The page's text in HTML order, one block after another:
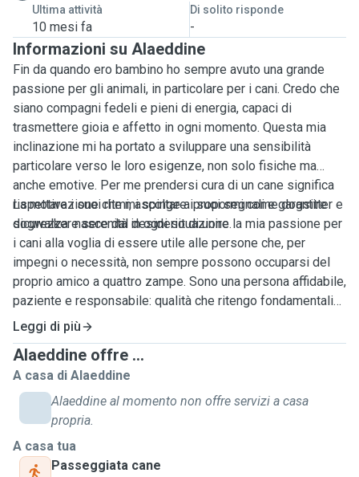
Ultima attività
10 mesi fa
Di solito risponde
-
Informazioni su Alaeddine
Fin da quando ero bambino ho sempre avuto una grande
passione per gli animali, in particolare per i cani. Credo che
siano compagni fedeli e pieni di energia, capaci di
trasmettere gioia e affetto in ogni momento. Questa mia
inclinazione mi ha portato a sviluppare una sensibilità
particolare verso le loro esigenze, non solo fisiche ma
anche emotive. Per me prendersi cura di un cane significa
rispettare i suoi ritmi, ascoltare i suoi segnali e garantire
sicurezza e serenità in ogni situazione.
La motivazione che mi spinge a propormi come dogsitter e
dogwalker nasce dal desiderio di unire la mia passione per
i cani alla voglia di essere utile alle persone che, per
impegni o necessità, non sempre possono occuparsi del
proprio amico a quattro zampe. Sono una persona affidabile,
paziente e responsabile: qualità che ritengo fondamentali
per chi si prende cura di animali. Accompagnare un cane a
fare passeggiate, giocare con lui e assicurarmi che si senta
amato e protetto non è solo un compito, ma una vera e
propria soddisfazione personale.
Leggi di più
Alaeddine offre ...
A casa di Alaeddine
Alaeddine al momento non offre servizi a casa
propria.
A casa tua
Passeggiata cane